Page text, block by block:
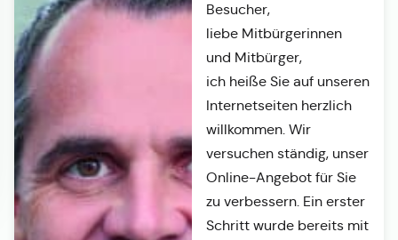
Besucher,
liebe Mitbürgerinnen
und Mitbürger,
ich heiße Sie auf unseren
Internetseiten herzlich
willkommen. Wir
versuchen ständig, unser
Online-Angebot für Sie
zu verbessern. Ein erster
Schritt wurde bereits mit